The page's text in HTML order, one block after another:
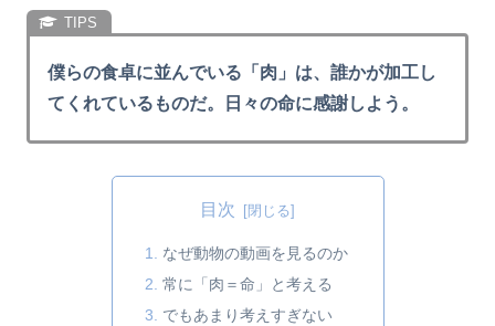
僕らの食卓に並んでいる「肉」は、誰かが加工し
てくれているものだ。日々の命に感謝しよう。
目次
なぜ動物の動画を見るのか
常に「肉＝命」と考える
でもあまり考えすぎない